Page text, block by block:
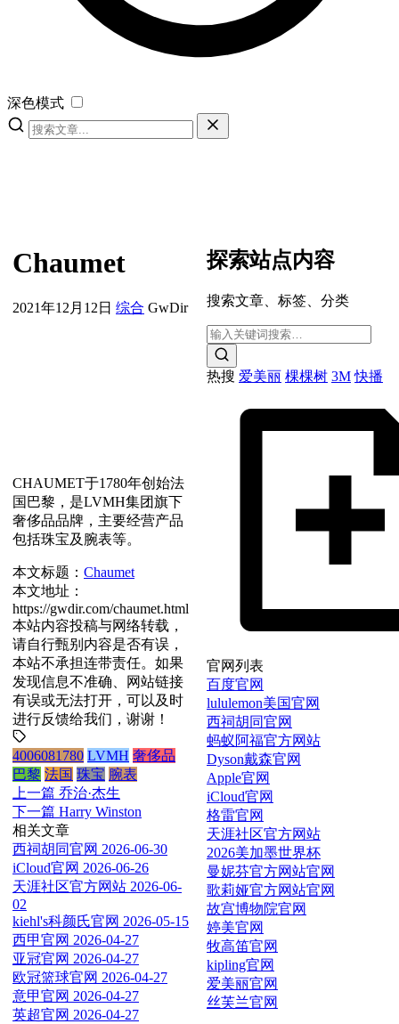
深色模式
Chaumet
2021年12月12日 综合 GwDir
CHAUMET于1780年创始法
国巴黎，是LVMH集团旗下
奢侈品品牌，主要经营产品
包括珠宝及腕表等。
本文标题： Chaumet
本文地址：
https://gwdir.com/chaumet.html
本站内容投稿与网络转载，
请自行甄别内容是否有误，
本站不承担连带责任。如果
发现信息不准确、网站链接
有误或无法打开，可以及时
进行反馈给我们，谢谢！
4006081780 LVMH 奢侈品
巴黎 法国 珠宝 腕表
上一篇 乔治·杰生
下一篇 Harry Winston
相关文章
西祠胡同官网 2026-06-30
iCloud官网 2026-06-26
天涯社区官方网站 2026-06-
02
kiehl's科颜氏官网 2026-05-15
西甲官网 2026-04-27
亚冠官网 2026-04-27
欧冠篮球官网 2026-04-27
意甲官网 2026-04-27
英超官网 2026-04-27
探索站点内容
搜索文章、标签、分类
热搜 爱美丽 棵棵树 3M 快播
官网列表
百度官网
lululemon美国官网
西祠胡同官网
蚂蚁阿福官方网站
Dyson戴森官网
Apple官网
iCloud官网
格雷官网
天涯社区官方网站
2026美加墨世界杯
曼妮芬官方网站官网
歌莉娅官方网站官网
故宫博物院官网
婷美官网
牧高笛官网
kipling官网
爱美丽官网
丝芙兰官网